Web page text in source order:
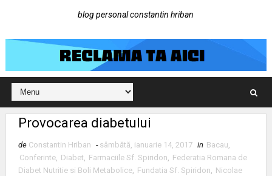
blog personal constantin hriban
Provocarea diabetului
de Constantin Hriban - sâmbătă, ianuarie 14, 2017 in Bacau,
Conferinte, Diabet, Farmaciile Sf. Spiridon, Federatia Romana de
Diabet Nutritie si Boli Metabolice, Fundatia Sf. Spiridon, Nicolae